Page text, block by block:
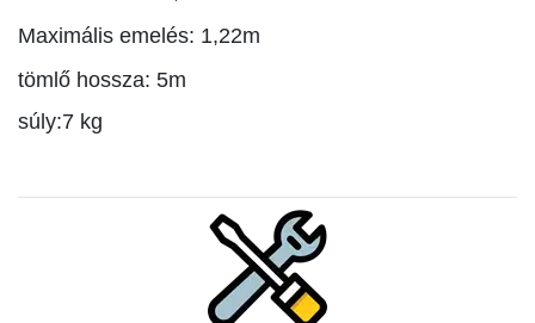
Maximális emelés: 1,22m
tömlő hossza: 5m
súly:7 kg